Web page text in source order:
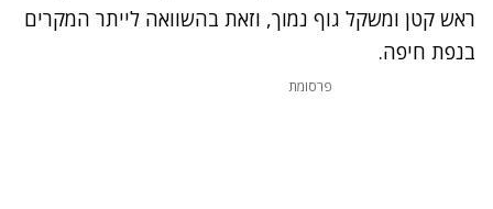
ראש קטן ומשקל גוף נמוך, וזאת בהשוואה לייתר המקרים
בנפת חיפה.
פרסומת